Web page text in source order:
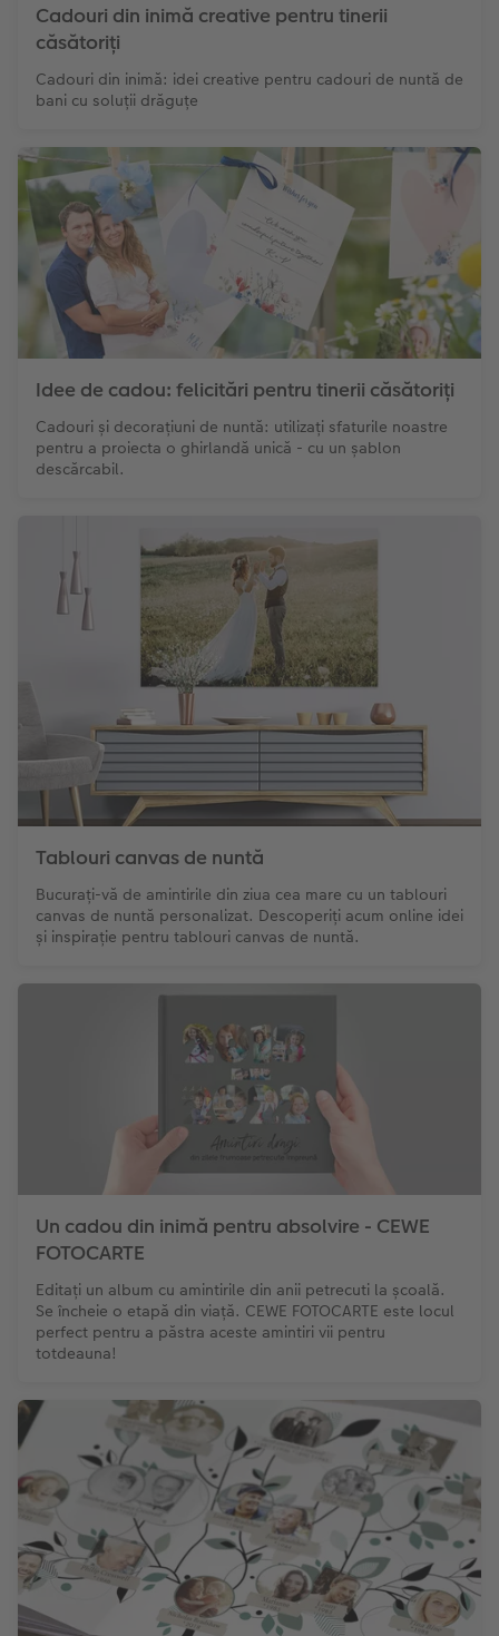
Cadouri din inimă creative pentru tinerii
căsătoriți
Cadouri din inimă: idei creative pentru cadouri de nuntă de
bani cu soluții drăguțe
Idee de cadou: felicitări pentru tinerii căsătoriți
Cadouri și decorațiuni de nuntă: utilizați sfaturile noastre
pentru a proiecta o ghirlandă unică - cu un șablon
descărcabil.
Tablouri canvas de nuntă
Bucurați-vă de amintirile din ziua cea mare cu un tablouri
canvas de nuntă personalizat. Descoperiți acum online idei
și inspirație pentru tablouri canvas de nuntă.
Un cadou din inimă pentru absolvire - CEWE
FOTOCARTE
Editați un album cu amintirile din anii petrecuti la școală.
Se încheie o etapă din viață. CEWE FOTOCARTE este locul
perfect pentru a păstra aceste amintiri vii pentru
totdeauna!